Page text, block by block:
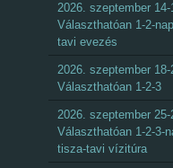
2026. szeptember 14-
Választhatóan 1-2-
tavi evezés
2026. szeptember 18-
Választhatóan 1-2-3
2026. szeptember 25-
Választhatóan 1-2-3-
tisza-tavi vízitúra